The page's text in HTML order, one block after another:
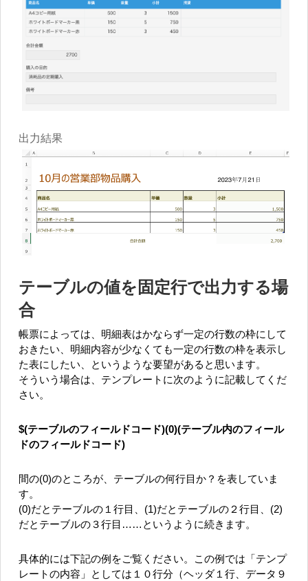
出力結果
テーブルの値を固定行で出力する場
合
帳票によっては、明細表はかならず一定の行数の枠にして
おきたい、明細内容が少なくても一定の行数の枠を表示し
た表にしたい、というような要望があると思います。
そういう場合は、テンプレートに次のように記載してくだ
さい。
$(テーブルのフィールドコード)(0)(テーブル内のフィール
ドのフィールドコード)
間の(0)のところが、テーブルの何行目か？を表していま
す。
(0)だとテーブルの１行目、(1)だとテーブルの２行目、(2)
だとテーブルの３行目……というように続きます。
具体的には下記の例をご覧ください。この例では「テンプ
レートの内容」としては１０行分（ヘッダ１行、データ９